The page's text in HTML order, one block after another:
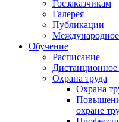
Госзаказчикам
Галерея
Публикации
Международное
Обучение
Расписание
Дистанционное
Охрана труда
Охрана
охране